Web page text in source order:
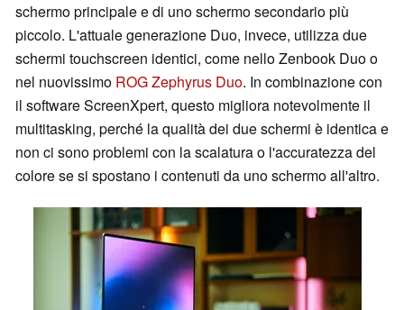
schermo principale e di uno schermo secondario più
piccolo. L'attuale generazione Duo, invece, utilizza due
schermi touchscreen identici, come nello Zenbook Duo o
nel nuovissimo ROG Zephyrus Duo. In combinazione con
il software ScreenXpert, questo migliora notevolmente il
multitasking, perché la qualità dei due schermi è identica e
non ci sono problemi con la scalatura o l'accuratezza del
colore se si spostano i contenuti da uno schermo all'altro.